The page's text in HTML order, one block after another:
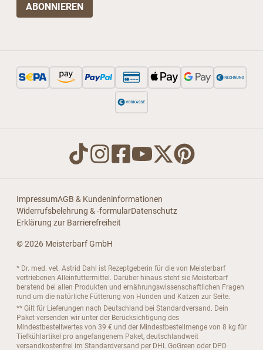
ImpressumAGB & Kundeninformationen
Widerrufsbelehrung & -formularDatenschutz
Erklärung zur Barrierefreiheit
© 2026 Meisterbarf GmbH
* Dr. med. vet. Astrid Dahl ist Rezeptgeberin für die von Meisterbarf
vertriebenen Alleinfuttermittel. Darüber hinaus steht sie Meisterbarf
beratend bei allen Produkten und ernährungswissenschaftlichen Fragen
rund um die natürliche Fütterung von Hunden und Katzen zur Seite.
** Gilt für Lieferungen nach Deutschland bei Standardversand. Dein
Paket versenden wir unter der Berücksichtigung des
Mindestbestellwertes von 39 € und der Mindestbestellmenge von 8 kg für
Tiefkühlartikel pro angefangenem Paket, deutschlandweit
versandkostenfrei im Standardversand per DHL GoGreen oder DPD